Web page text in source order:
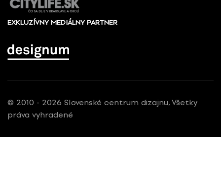
EXKLUZÍVNY MEDIÁLNY PARTNER
© 2010 - 2026 Slovenské centrum dizajnu, Všetky
práva vyhradené